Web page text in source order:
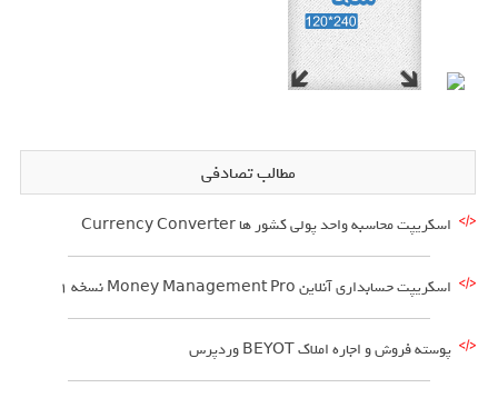
مطالب تصادفی
اسکریپت محاسبه واحد پولی کشور ها Currency Converter
اسکریپت حسابداری آنلاین Money Management Pro نسخه ۱
پوسته فروش و اجاره املاک BEYOT وردپرس